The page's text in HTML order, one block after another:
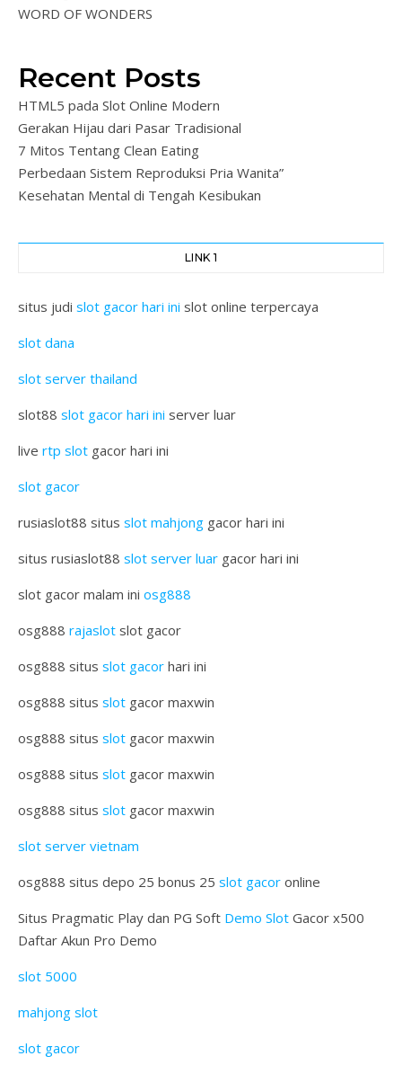
WORD OF WONDERS
Recent Posts
HTML5 pada Slot Online Modern
Gerakan Hijau dari Pasar Tradisional
7 Mitos Tentang Clean Eating
Perbedaan Sistem Reproduksi Pria Wanita”
Kesehatan Mental di Tengah Kesibukan
LINK 1
situs judi slot gacor hari ini slot online terpercaya
slot dana
slot server thailand
slot88 slot gacor hari ini server luar
live rtp slot gacor hari ini
slot gacor
rusiaslot88 situs slot mahjong gacor hari ini
situs rusiaslot88 slot server luar gacor hari ini
slot gacor malam ini osg888
osg888 rajaslot slot gacor
osg888 situs slot gacor hari ini
osg888 situs slot gacor maxwin
osg888 situs slot gacor maxwin
osg888 situs slot gacor maxwin
osg888 situs slot gacor maxwin
slot server vietnam
osg888 situs depo 25 bonus 25 slot gacor online
Situs Pragmatic Play dan PG Soft Demo Slot Gacor x500
Daftar Akun Pro Demo
slot 5000
mahjong slot
slot gacor